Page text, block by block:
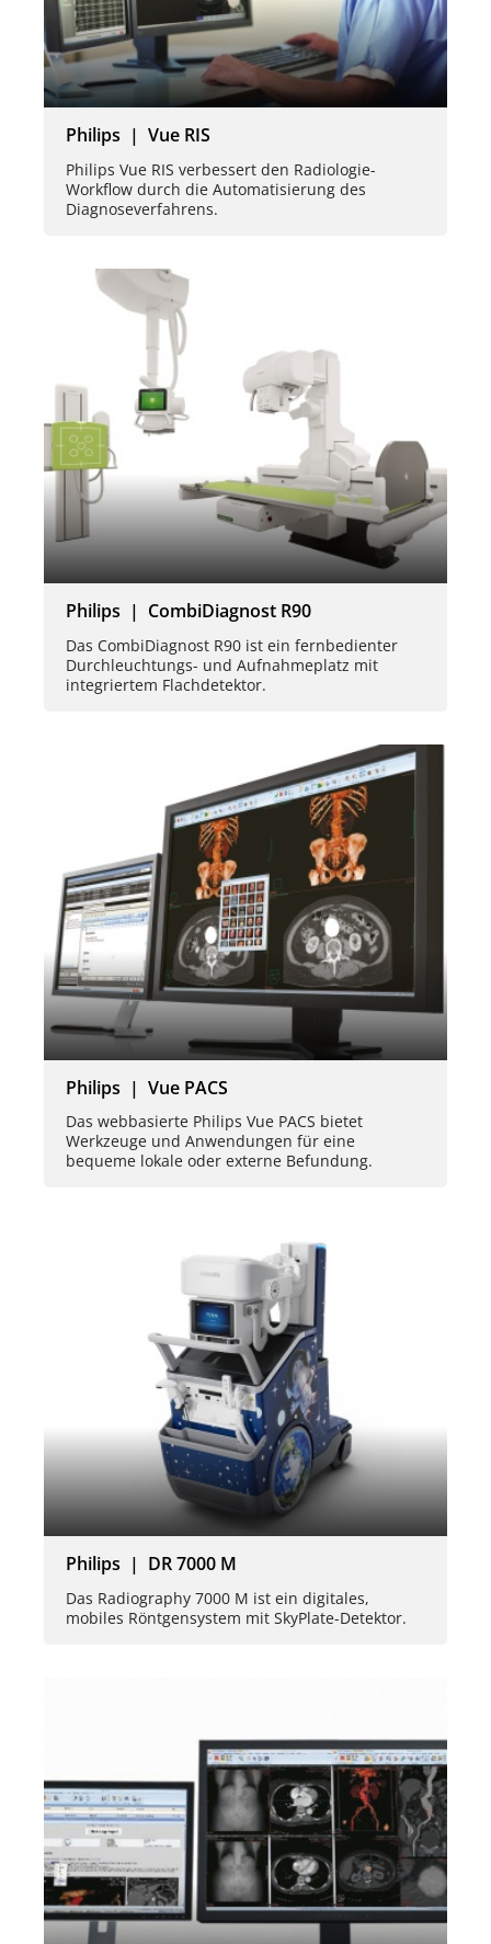
Philips | Vue RIS
Philips Vue RIS verbessert den Radiologie-
Workflow durch die Automatisierung des
Diagnoseverfahrens.
Philips | CombiDiagnost R90
Das CombiDiagnost R90 ist ein fernbedienter
Durchleuchtungs- und Aufnahmeplatz mit
integriertem Flachdetektor.
Philips | Vue PACS
Das webbasierte Philips Vue PACS bietet
Werkzeuge und Anwendungen für eine
bequeme lokale oder externe Befundung.
Philips | DR 7000 M
Das Radiography 7000 M ist ein digitales,
mobiles Röntgensystem mit SkyPlate-Detektor.